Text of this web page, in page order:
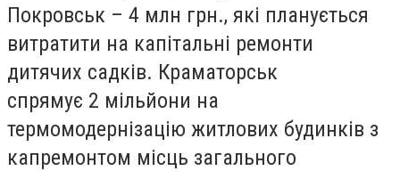
Покровськ – 4 млн грн., які планується
витратити на капітальні ремонти
дитячих садків. Краматорськ
спрямує 2 мільйони на
термомодернізацію житлових будинків з
капремонтом місць загального